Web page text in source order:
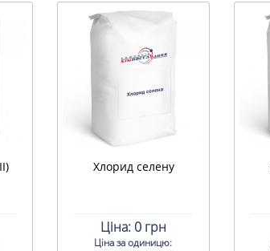
Хлорид селену
Ціна:0 грн
Ціна за одиницю: